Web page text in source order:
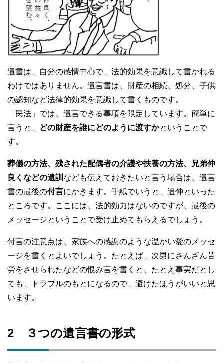
遺書は、自分の感情中心で、法的効果を意識して書かれる
わけではありません。遺言書は、財産の相続、処分、子供
の認知など法律的効果を意識して書くものです。
「民法」では、遺言できる事項を限定しています。簡単に
言うと、
どの財産を誰にどのように渡すかということで
す。
葬儀の方法、残された配偶者の介護や扶養の方法、兄弟仲
良くなどの遺訓 なども伝えておきたいと言う場合は、遺言
書の最後の付言にかきます。手紙でいうと、追伸といった
ところです。ここには、法的効力はないのですが、最後の
メッセージということで受け止めてもらえるでしょう。
付言の注意点は、家族への感謝のような温かい愛のメッセ
ージを書くとよいでしょう。たとえば、次男にさんざん苦
労をさせられたなどの恨み言を書くと、たとえ事実だとし
ても、トラブルのもとになるので、避けたほうがいいと思
います。
2 ３つの遺言書の形式